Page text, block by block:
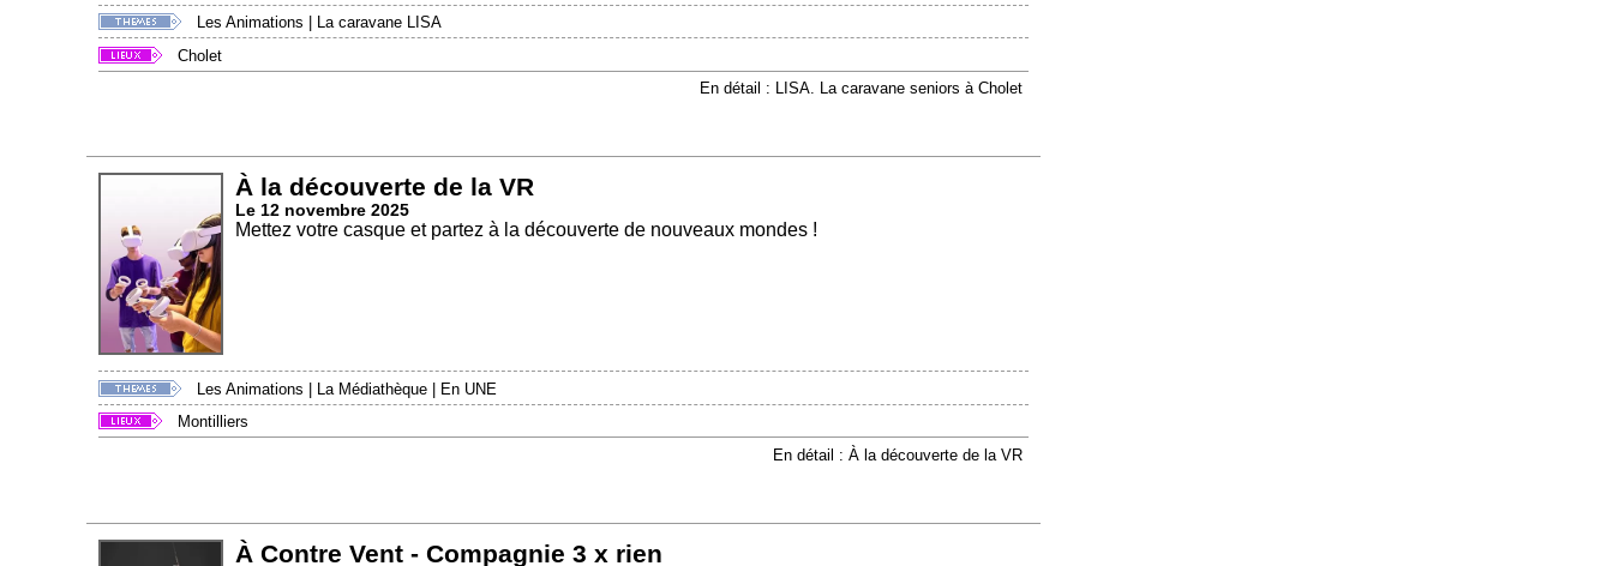
Les Animations
La caravane LISA
Cholet
En détail : LISA. La caravane seniors à Cholet
À la découverte de la VR
Le 12 novembre 2025
Mettez votre casque et partez à la découverte de nouveaux mondes !
Les Animations La Médiathèque
En UNE
Montilliers
En détail : À la découverte de la VR
À Contre Vent - Compagnie 3 x rien